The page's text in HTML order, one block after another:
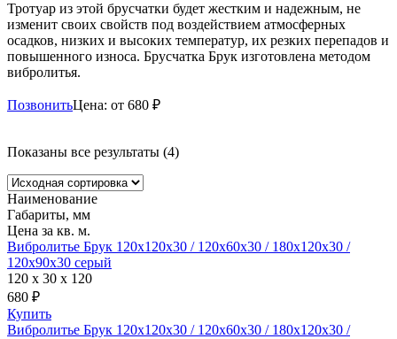
Тротуар из этой брусчатки будет жестким и надежным, не
изменит своих свойств под воздействием атмосферных
осадков, низких и высоких температур, их резких перепадов и
повышенного износа. Брусчатка Брук изготовлена методом
вибролитья.
ПозвонитьЦена: от 680 ₽
Показаны все результаты (4)
Наименование
Габариты, мм
Цена за кв. м.
Вибролитье Брук 120х120х30 / 120х60х30 / 180х120х30 /
120х90х30 серый
120 x 30 x 120
680 ₽
Купить
Вибролитье Брук 120х120х30 / 120х60х30 / 180х120х30 /